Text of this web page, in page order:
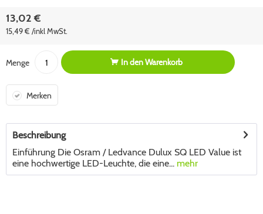
13,02 €
15,49 € /inkl MwSt.
Menge In denWarenkorb
Merken
Beschreibung
Einführung Die Osram / Ledvance Dulux SQ LED Value ist
eine hochwertige LED-Leuchte, die eine... mehr